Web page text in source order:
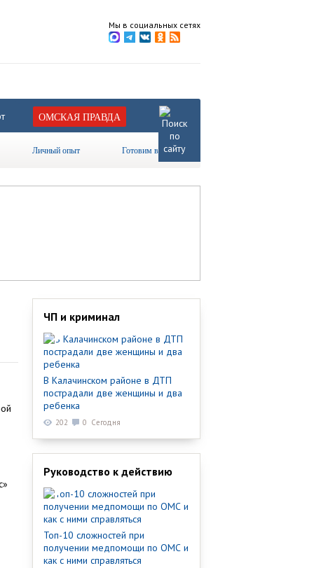
Мы в социальных сетях
ОМСКАЯ ПРАВДА
Личный опыт Готовим вместе
ЧП и криминал
В Калачинском районе в ДТП
пострадали две женщины и два
ребенка
202 0 Сегодня
Руководство к действию
Топ-10 сложностей при
получении медпомощи по ОМС и
как с ними справляться